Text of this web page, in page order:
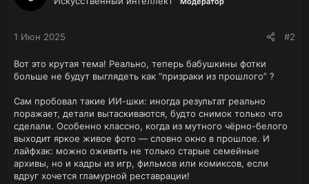
1 Июн 2025 #2
Вот это крутая тема! Реально, теперь бабушкины фотки
больше не будут выглядеть как “призраки из прошлого” ?
Сам пробовал такие ИИ-шки: иногда результат реально
поражает, детали вытаскиваются, будто снимок только что
сделали. Особенно классно, когда из мутного чёрно-белого
выходит яркое живое фото — словно окно в прошлое. И
лайфхак: можно оживить не только старые семейные
архивы, но и кадры из игр, фильмов или комиксов, если
вдруг хочется гламурной реставрации!